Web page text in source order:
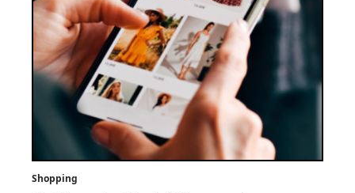
Shopping